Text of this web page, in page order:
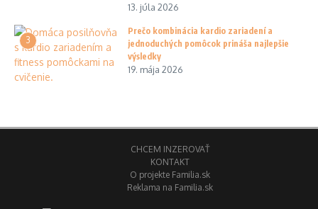
13. júla 2026
3
Prečo kombinácia kardio zariadení a
jednoduchých pomôcok prináša najlepšie
výsledky
19. mája 2026
CHCEM INZEROVAŤ
KONTAKT
O projekte Familia.sk
Reklama na Familia.sk